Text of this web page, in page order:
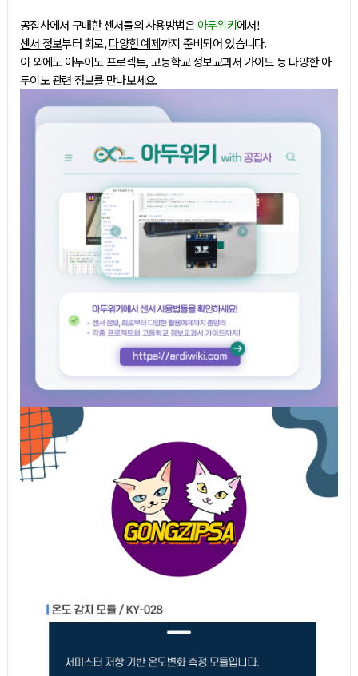
공집사에서 구매한 센서들의 사용방법은아두위키에서!
센서 정보부터 회로,다양한 예제까지 준비되어 있습니다.
이 외에도 아두이노 프로젝트, 고등학교 정보교과서 가이드 등 다양한 아
두이노 관련 정보를 만나보세요.